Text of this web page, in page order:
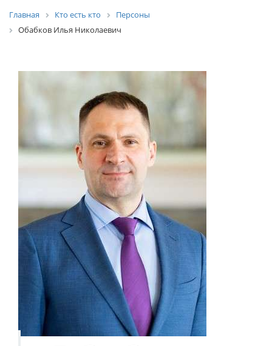
Главная Кто есть кто
Персоны
Обабков Илья Николаевич